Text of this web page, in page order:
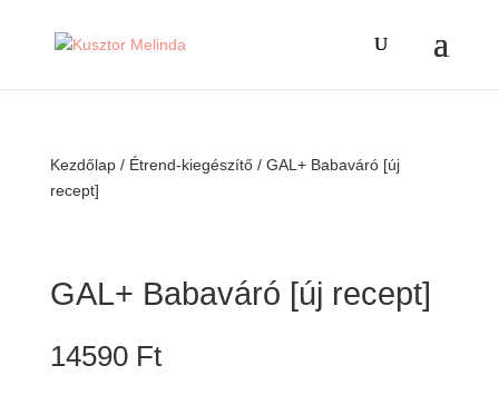
Kezdőlap/ Étrend-kiegészítő/ GAL+ Babaváró [új
recept]
GAL+ Babaváró [új recept]
14590 Ft